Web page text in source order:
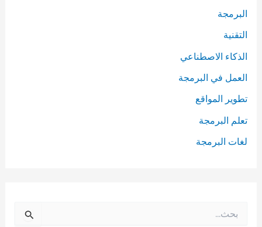
البرمجة
التقنية
الذكاء الاصطناعي
العمل في البرمجة
تطوير المواقع
تعلم البرمجة
لغات البرمجة